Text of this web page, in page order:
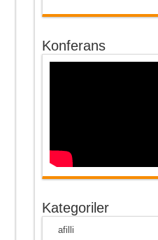
Konferans
Kategoriler
afilli